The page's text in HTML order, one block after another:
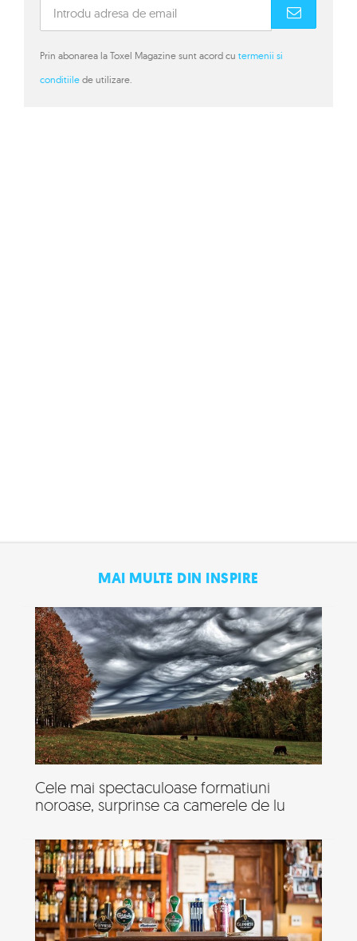
Prin abonarea la Toxel Magazine sunt acord cu termenii si
conditiile de utilizare.
MAI MULTE DIN INSPIRE
Cele mai spectaculoase formatiuni
noroase, surprinse ca camerele de lu